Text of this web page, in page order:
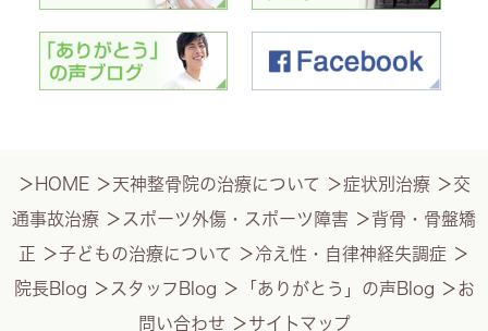
＞ HOME ＞天神整骨院の治療について ＞症状別治療 ＞交
通事故治療 ＞ スポーツ外傷・スポーツ障害 ＞背骨・骨盤矯
正
＞子どもの治療について ＞冷え性・自律神経失調症 ＞
院長Blog ＞ スタッフBlog ＞ 「ありがとう」の声Blog ＞お
問い合わせ ＞サイトマップ